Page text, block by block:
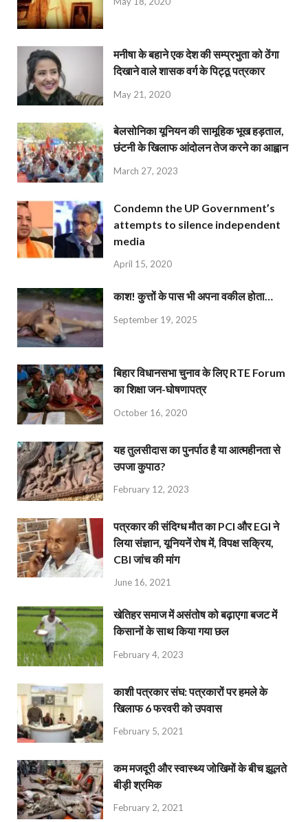
मनीषा के बहाने एक देश की सम्प्रभुता को ठेंगा
दिखाने वाले शासक वर्ग के पिट्ठू पत्रकार
May 21, 2020
बेलसोनिका यूनियन की सामूहिक भूख हड़ताल,
छंटनी के खिलाफ आंदोलन तेज करने का आह्वान
March 27, 2023
Condemn the UP Government’s
attempts to silence independent
media
April 15, 2020
काश! कुत्तों के पास भी अपना वकील होता…
September 19, 2025
बिहार विधानसभा चुनाव के लिए RTE Forum
का शिक्षा जन-घोषणापत्र
October 16, 2020
यह तुलसीदास का पुनर्पाठ है या आत्महीनता से
उपजा कुपाठ?
February 12, 2023
पत्रकार की संदिग्ध मौत का PCI और EGI ने
लिया संज्ञान, यूनियनें रोष में, विपक्ष सक्रिय,
CBI जांच की मांग
June 16, 2021
खेतिहर समाज में असंतोष को बढ़ाएगा बजट में
किसानों के साथ किया गया छल
February 4, 2023
काशी पत्रकार संघ: पत्रकारों पर हमले के
खिलाफ 6 फरवरी को उपवास
February 5, 2021
कम मजदूरी और स्वास्थ्य जोखिमों के बीच झूलते
बीड़ी श्रमिक
February 2, 2021